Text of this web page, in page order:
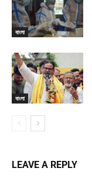
বাংলা
বাংলা
LEAVE A REPLY